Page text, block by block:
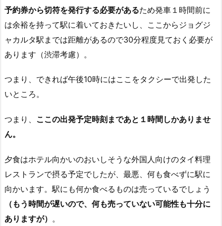
予約券から切符を発行する必要があるため発車１時間前に
は余裕を持って駅に着いておきたいし、ここからジョグジ
ャカルタ駅までは距離があるので30分程度見ておく必要が
あります（渋滞考慮）。
つまり、できれば午後10時にはここをタクシーで出発した
いところ。
つまり、 ここの出発予定時刻まであと１時間しかありませ
ん。
夕食はホテル向かいのおいしそうな外国人向けのタイ料理
レストランで摂る予定でしたが、最悪、何も食べずに駅に
向かいます。駅にも何か食べるものは売っているでしょう
（もう時間が遅いので、何も売っていない可能性も十分に
ありますが） 。